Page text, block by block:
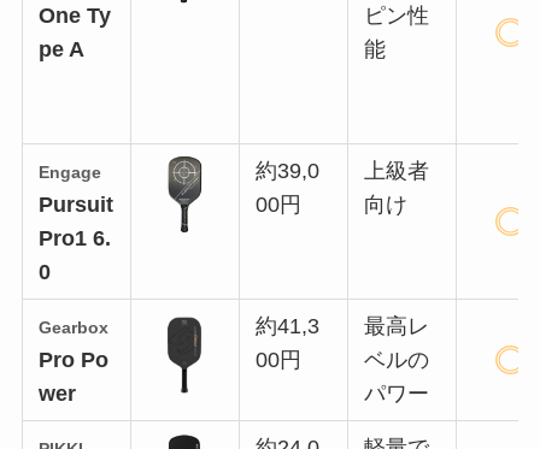
One Ty
pe A
ピン性
能
Engage
Pursuit
Pro1 6.
0
約39,0
00円
上級者
向け
Gearbox
Pro Po
wer
約41,3
00円
最高レ
ベルの
パワー